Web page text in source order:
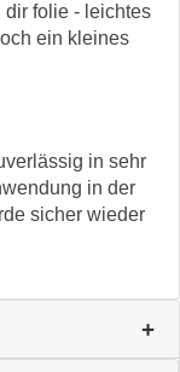
folie - leichtes
ein kleines
in sehr
in der
sicher wieder